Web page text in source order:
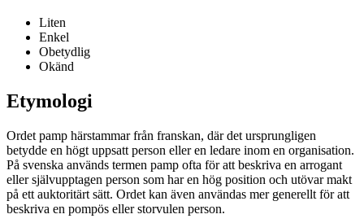
Liten
Enkel
Obetydlig
Okänd
Etymologi
Ordet pamp härstammar från franskan, där det ursprungligen
betydde en högt uppsatt person eller en ledare inom en organisation.
På svenska används termen pamp ofta för att beskriva en arrogant
eller självupptagen person som har en hög position och utövar makt
på ett auktoritärt sätt. Ordet kan även användas mer generellt för att
beskriva en pompös eller storvulen person.